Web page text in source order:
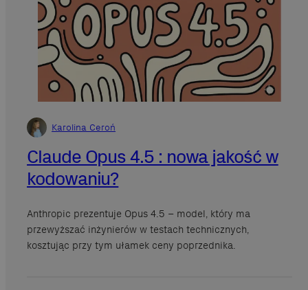
Karolina Ceroń
Claude Opus 4.5 : nowa jakość w
kodowaniu?
Anthropic prezentuje Opus 4.5 – model, który ma
przewyższać inżynierów w testach technicznych,
kosztując przy tym ułamek ceny poprzednika.
This website uses cookies
We use cookies to personalise content, ads and to analyse our traffic.